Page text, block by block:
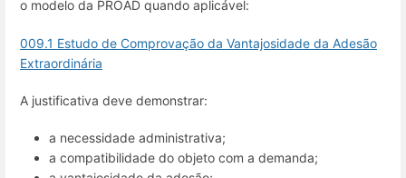
o modelo da PROAD quando aplicável:
009.1 Estudo de Comprovação da Vantajosidade da Adesão
Extraordinária
A justificativa deve demonstrar:
a necessidade administrativa;
a compatibilidade do objeto com a demanda;